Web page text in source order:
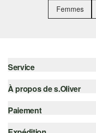
Femmes
Service
Aide - FAQ
À propos de s.Oliver
S'abonner à la Newsletter
s.Oliver Card
Paiement
Sur facture